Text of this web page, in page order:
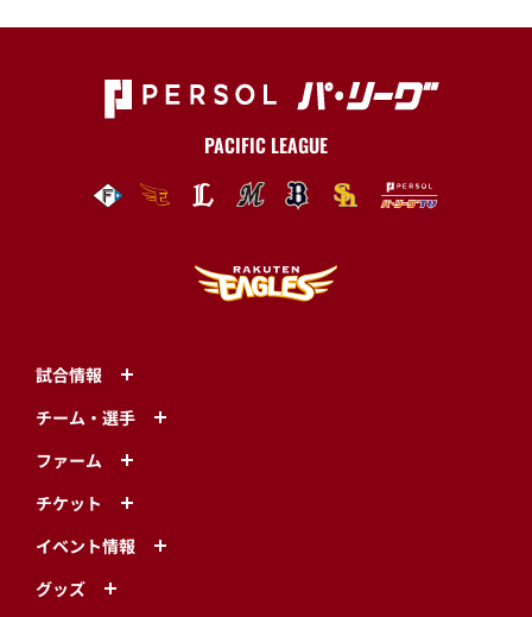
PACIFIC LEAGUE
試合情報
チーム・選手
ファーム
チケット
イベント情報
グッズ